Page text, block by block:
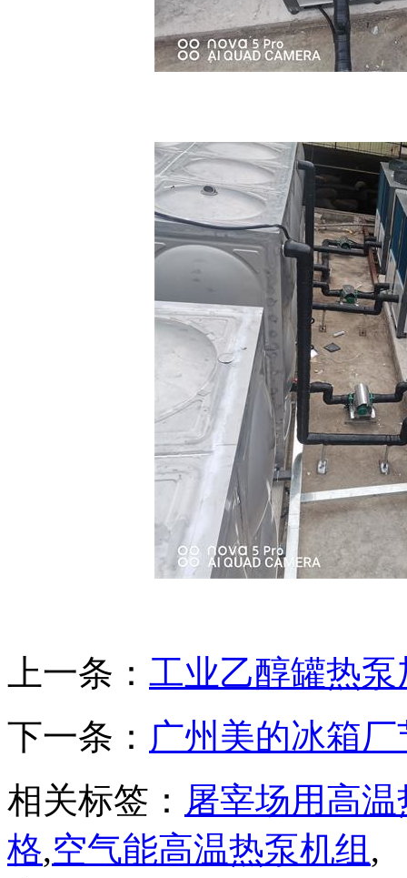
上一条： 工业乙醇罐热
下一条： 广州美的冰箱
相关标签： 屠宰场用高
格,空气能高温热泵机组 ,